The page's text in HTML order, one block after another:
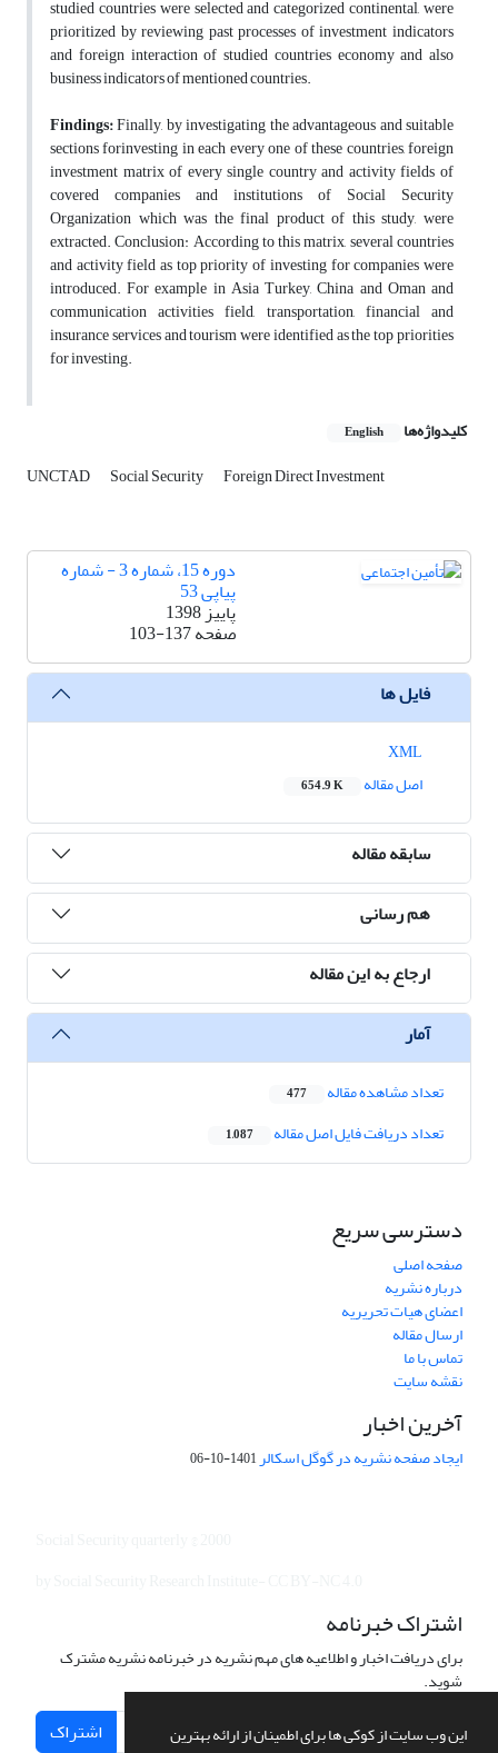
این وب سایت از کوکی ها برای اطمینان از ارائه بهترین
studied countries were selected and categorized continental, were
prioritized by reviewing past processes of investment indicators
and foreign interaction of studied countries economy and also
business indicators of mentioned countries.
Findings:Finally, by investigating the advantageous and suitable
sections forinvesting in each every one of these countries, foreign
investment matrix of every single country and activity fields of
covered companies and institutions of Social Security
Organization which was the final product of this study, were
extracted. Conclusion: According to this matrix, several countries
and activity field as top priority of investing for companies were
introduced. For example in Asia Turkey, China and Oman and
communication activities field, transportation, financial and
insurance services and tourism were identified as the top priorities
for investing.
کلیدواژه‌ها English
UNCTAD Social Security Foreign Direct Investment
دوره 15، شماره 3 - شماره
پیاپی 53
پاییز 1398
صفحه103-137
فایل ها
اصل مقاله
654.9 K
سابقه مقاله
هم رسانی
ارجاع به این مقاله
آمار
تعداد مشاهده مقاله 477
تعداد دریافت فایل اصل مقاله 1,087
دسترسی سریع
صفحه اصلی
درباره نشریه
اعضای هیات تحریریه
ارسال مقاله
تماس با ما
نقشه سایت
آخرین اخبار
ایجاد صفحه نشریه در گوگل اسکالر1401-10-06
اشتراک خبرنامه
برای دریافت اخبار و اطلاعیه های مهم نشریه در خبرنامه نشریه مشترک
شوید.
اشتراک